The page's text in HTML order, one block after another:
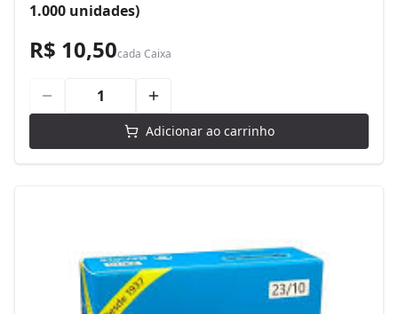
1.000 unidades)
R$ 10,50cada Caixa
Adicionar ao carrinho